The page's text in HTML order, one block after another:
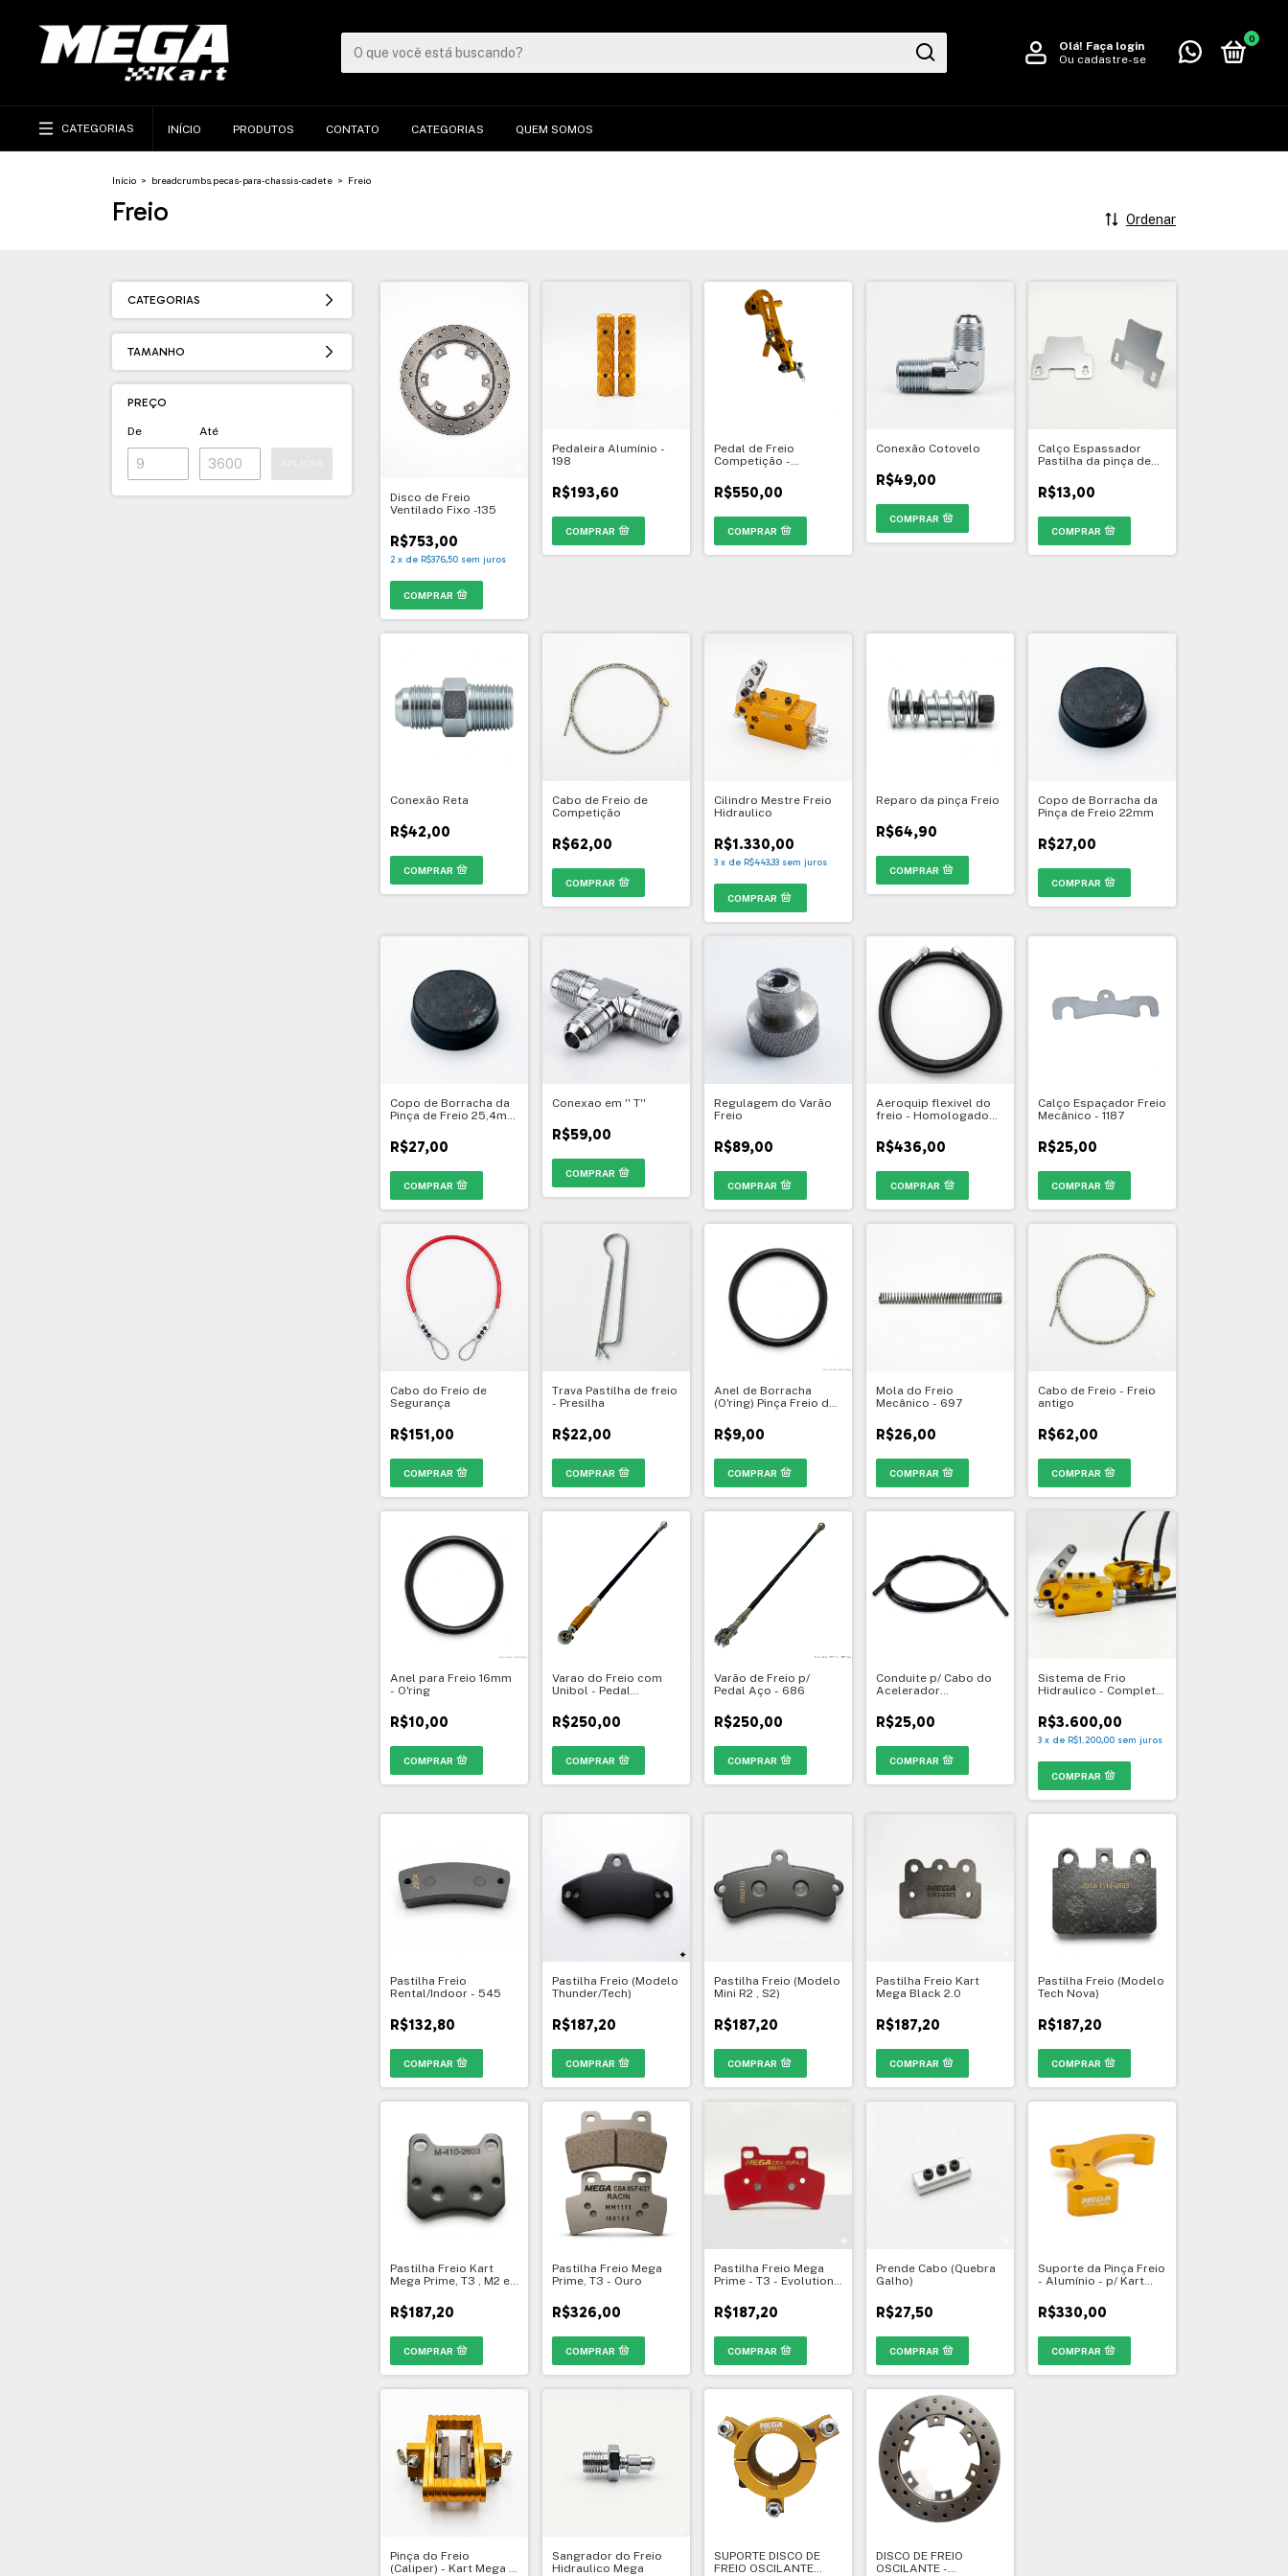
Olá! Faça login
Ou cadastre-se
0
CATEGORIAS INÍCIO PRODUTOS CONTATO CATEGORIAS QUEM SOMOS
Início > breadcrumbs.pecas-para-chassis-cadete > Freio
Freio Ordenar
CATEGORIAS
TAMANHO
PREÇO
De Até
Disco de Freio
Ventilado Fixo -135
R$753,00
2 x de R$376,50 sem juros
Pedaleira Alumínio -
198
R$193,60
Pedal de Freio
Competição -
R$550,00
Conexão Cotovelo
R$49,00
Calço Espassador
Pastilha da pinça de
R$13,00
Conexão Reta
R$42,00
Cabo de Freio de
Competição
R$62,00
Cilindro Mestre Freio
Hidraulico
R$1.330,00
3 x de R$443,33 sem juros
Reparo da pinça Freio
R$64,90
Copo de Borracha da
Pinça de Freio 22mm
R$27,00
Copo de Borracha da
Pinça de Freio 25,4mm
R$27,00
Conexao em '' T''
R$59,00
Regulagem do Varão
Freio
R$89,00
Aeroquip flexivel do
freio - Homologado
R$436,00
COMPRAR
Calço Espaçador Freio
Mecânico - 1187
R$25,00
Cabo do Freio de
Segurança
R$151,00
Trava Pastilha de freio
- Presilha
R$22,00
Anel de Borracha
(O'ring) Pinça Freio de
R$9,00
Mola do Freio
Mecânico - 697
R$26,00
Cabo de Freio - Freio
antigo
R$62,00
Anel para Freio 16mm
- O'ring
R$10,00
Varao do Freio com
Unibol - Pedal
R$250,00
Varão de Freio p/
Pedal Aço - 686
R$250,00
Conduite p/ Cabo do
Acelerador
R$25,00
Sistema de Frio
Hidraulico - Completo
R$3.600,00
3 x de R$1.200,00 sem juros
Pastilha Freio
Rental/Indoor - 545
R$132,80
Pastilha Freio (Modelo
Thunder/Tech)
R$187,20
Pastilha Freio (Modelo
Mini R2 , S2)
R$187,20
Pastilha Freio Kart
Mega Black 2.0
R$187,20
Pastilha Freio (Modelo
Tech Nova)
R$187,20
Pastilha Freio Kart
Mega Prime, T3 , M2 e
R$187,20
Pastilha Freio Mega
Prime, T3 - Ouro
R$326,00
Pastilha Freio Mega
Prime - T3 - Evolution -
R$187,20
Prende Cabo (Quebra
Galho)
R$27,50
Suporte da Pinça Freio
- Alumínio - p/ Kart
R$330,00
Pinça do Freio
(Caliper) - Kart Mega -
Sangrador do Freio
Hidraulico Mega
SUPORTE DISCO DE
FREIO OSCILANTE
DISCO DE FREIO
OSCILANTE -